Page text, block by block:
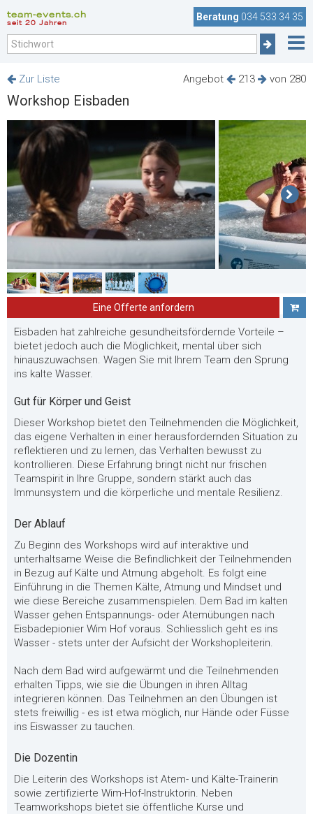
team-events.ch
seit 20 Jahren
Beratung 034 533 34 35
Angebot 213 von 280
Zur Liste
Workshop Eisbaden
Eine Offerte anfordern
Eisbaden hat zahlreiche gesundheitsfördernde Vorteile –
bietet jedoch auch die Möglichkeit, mental über sich
hinauszuwachsen. Wagen Sie mit Ihrem Team den Sprung
ins kalte Wasser.
Gut für Körper und Geist
Dieser Workshop bietet den Teilnehmenden die Möglichkeit,
das eigene Verhalten in einer herausfordernden Situation zu
reflektieren und zu lernen, das Verhalten bewusst zu
kontrollieren. Diese Erfahrung bringt nicht nur frischen
Teamspirit in Ihre Gruppe, sondern stärkt auch das
Immunsystem und die körperliche und mentale Resilienz.
Der Ablauf
Zu Beginn des Workshops wird auf interaktive und
unterhaltsame Weise die Befindlichkeit der Teilnehmenden
in Bezug auf Kälte und Atmung abgeholt. Es folgt eine
Einführung in die Themen Kälte, Atmung und Mindset und
wie diese Bereiche zusammenspielen. Dem Bad im kalten
Wasser gehen Entspannungs- oder Atemübungen nach
Eisbadepionier Wim Hof voraus. Schliesslich geht es ins
Wasser - stets unter der Aufsicht der Workshopleiterin.
Nach dem Bad wird aufgewärmt und die Teilnehmenden
erhalten Tipps, wie sie die Übungen in ihren Alltag
integrieren können. Das Teilnehmen an den Übungen ist
stets freiwillig - es ist etwa möglich, nur Hände oder Füsse
ins Eiswasser zu tauchen.
Die Dozentin
Die Leiterin des Workshops ist Atem- und Kälte-Trainerin
sowie zertifizierte Wim-Hof-Instruktorin. Neben
Teamworkshops bietet sie öffentliche Kurse und